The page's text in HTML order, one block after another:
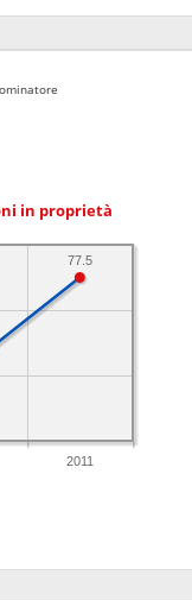
in proprietà
2011
77.5